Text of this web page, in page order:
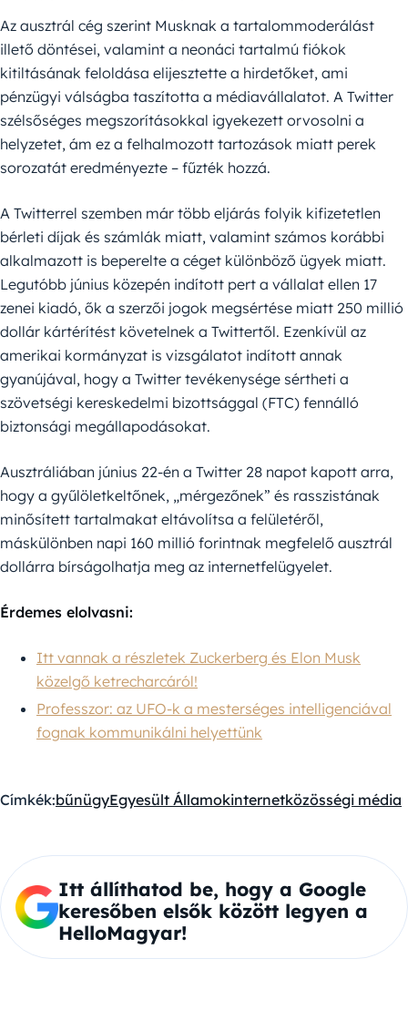
Az ausztrál cég szerint Musknak a tartalommoderálást
illető döntései, valamint a neonáci tartalmú fiókok
kitiltásának feloldása elijesztette a hirdetőket, ami
pénzügyi válságba taszította a médiavállalatot. A Twitter
szélsőséges megszorításokkal igyekezett orvosolni a
helyzetet, ám ez a felhalmozott tartozások miatt perek
sorozatát eredményezte – fűzték hozzá.
A Twitterrel szemben már több eljárás folyik kifizetetlen
bérleti díjak és számlák miatt, valamint számos korábbi
alkalmazott is beperelte a céget különböző ügyek miatt.
Legutóbb június közepén indított pert a vállalat ellen 17
zenei kiadó, ők a szerzői jogok megsértése miatt 250 millió
dollár kártérítést követelnek a Twittertől. Ezenkívül az
amerikai kormányzat is vizsgálatot indított annak
gyanújával, hogy a Twitter tevékenysége sértheti a
szövetségi kereskedelmi bizottsággal (FTC) fennálló
biztonsági megállapodásokat.
Ausztráliában június 22-én a Twitter 28 napot kapott arra,
hogy a gyűlöletkeltőnek, „mérgezőnek” és rasszistának
minősített tartalmakat eltávolítsa a felületéről,
máskülönben napi 160 millió forintnak megfelelő ausztrál
dollárra bírságolhatja meg az internetfelügyelet.
Érdemes elolvasni:
Itt vannak a részletek Zuckerberg és Elon Musk
közelgő ketrecharcáról!
Professzor: az UFO-k a mesterséges intelligenciával
fognak kommunikálni helyettünk
Címkék:bűnügyEgyesült Államokinternetközösségi média
Itt állíthatod be, hogy a Google
keresőben elsők között legyen a
HelloMagyar!